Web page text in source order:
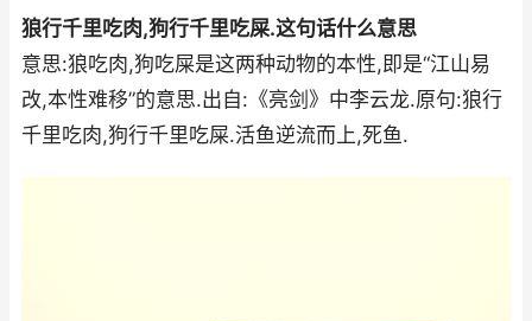
狼行千里吃肉,狗行千里吃屎.这句话什么意思
意思:狼吃肉,狗吃屎是这两种动物的本性,即是“江山易
改,本性难移”的意思.出自:《亮剑》中李云龙.原句:狼行
千里吃肉,狗行千里吃屎.活鱼逆流而上,死鱼.